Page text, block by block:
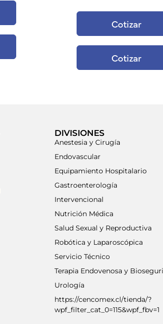
Cotizar
Cotizar
DIVISIONES
Anestesia y Cirugía
Endovascular
Equipamiento Hospitalario
Gastroenterología
Intervencional
Nutrición Médica
Salud Sexual y Reproductiva
Robótica y Laparoscópica
Servicio Técnico
Terapia Endovenosa y
Urología
https://cencomex.cl/tienda/?
wpf_filter_cat_0=115&wpf_fbv=1